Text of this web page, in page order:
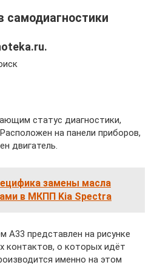
самодиагностики
статус диагностики,
на панели приборов,
двигатель.
замены масла
в МКПП Kia Spectra
А33 представлен на рисунке
контактов, о которых идёт
именно на этом